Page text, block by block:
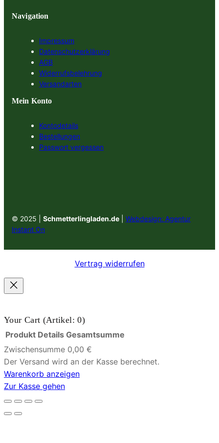
Navigation
Impressum
Datenschutzerklärung
AGB
Widerrufsbelehrung
Versandarten
Mein Konto
Kontodetails
Bestellungen
Passwort vergessen
© 2025 | Schmetterlingladen.de
Webdesign: Agentur
Instant On
Vertrag widerrufen
Your Cart (Artikel: 0)
Produkte
im
Warenkorb
Produkt Details Gesamtsumme
Zwischensumme 0,00 €
Der Versand wird an der Kasse berechnet.
Warenkorb anzeigen
Zur Kasse gehen